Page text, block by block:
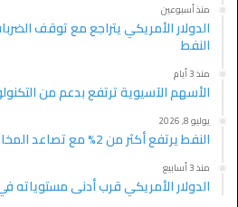
منذ أسبوعين
الدولار الأمريكي يتراجع مع توقف
النفط
منذ 3 أيام
الأسهم الآسيوية ترتفع بدعم من
يوليو 8, 2026
النفط يرتفع أكثر من 2% مع تصاعد المخاوف من انهيار الهدنة
منذ 3 أسابيع
الدولار الأمريكي قرب أدنى مستوياته